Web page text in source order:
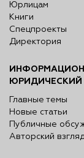
Юрлицам
Книги
Спецпроекты
Директория
ЮРИДИЧЕСКИЙ
Главные темы
Новые статьи
Публичные
Авторский